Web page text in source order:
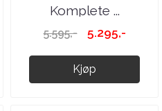
Komplete ...
5.595,- 5.295,-
Kjøp